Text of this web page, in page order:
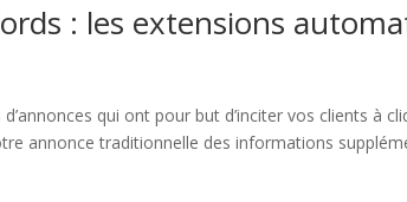
: les extensions
qui ont pour but d’inciter vos clients à
annonce traditionnelle des informations